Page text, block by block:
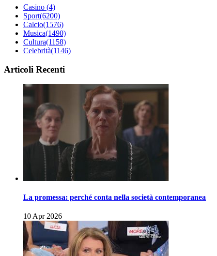
Casino (4)
Sport(6200)
Calcio(1576)
Musica(1490)
Cultura(1158)
Celebrità(1146)
Articoli Recenti
La promessa: perché conta nella società contemporanea
10 Apr 2026